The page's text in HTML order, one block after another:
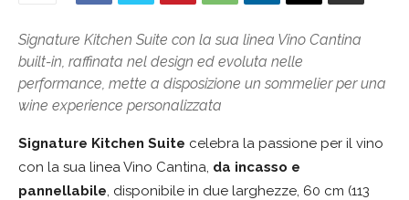
Signature Kitchen Suite con la sua linea Vino Cantina
built-in, raffinata nel design ed evoluta nelle
performance, mette a disposizione un sommelier per una
wine experience personalizzata
Signature Kitchen Suite celebra la passione per il vino
con la sua linea Vino Cantina, da incasso e
pannellabile, disponibile in due larghezze, 60 cm (113